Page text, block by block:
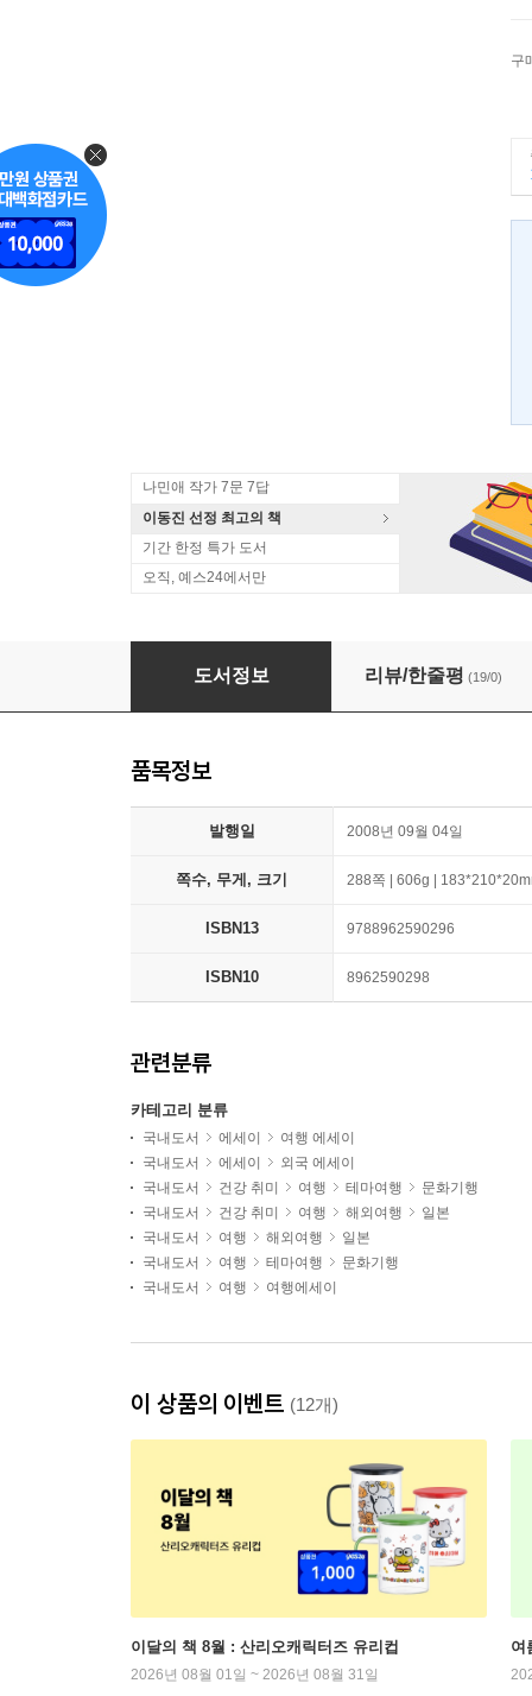
구
나민애 작가 7문 7답
이동진 선정 최고의 책
기간 한정 특가 도서
오직, 예스24에서만
도키나와 코코로
도서정보 리뷰/한줄평 (19/0)
품목정보
발행일 2008년 09월 04일
쪽수, 무게, 크기 288쪽 | 606g |
ISBN13 9788962590296
ISBN10 8962590298
관련분류
카테고리 분류
국내도서 에세이
여행 에세이
국내도서
에세이
외국 에세이
국내도서
건강 취미 여행 테마여행
문화기행
국내도서
건강 취미 여행 해외여행
일본
국내도서
여행 해외여행
일본
국내도서
여행 테마여행
문화기행
국내도서
여행 여행에세이
이 상품의 이벤트 (12개)
이달의 책 8월 : 산리오캐릭터즈 유리컵
2026년 08월 01일 ~ 2026년 08월 31일
여